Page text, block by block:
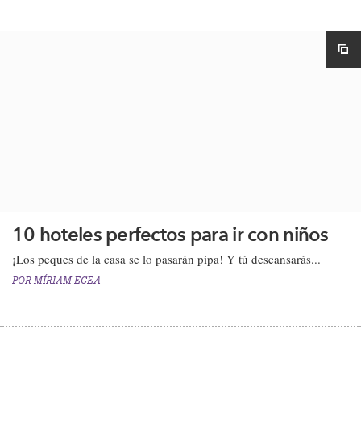
10 hoteles perfectos para ir con niños
¡​Los peques de la casa se lo pasarán pipa! Y tú descansarás...
POR MÍRIAM EGEA